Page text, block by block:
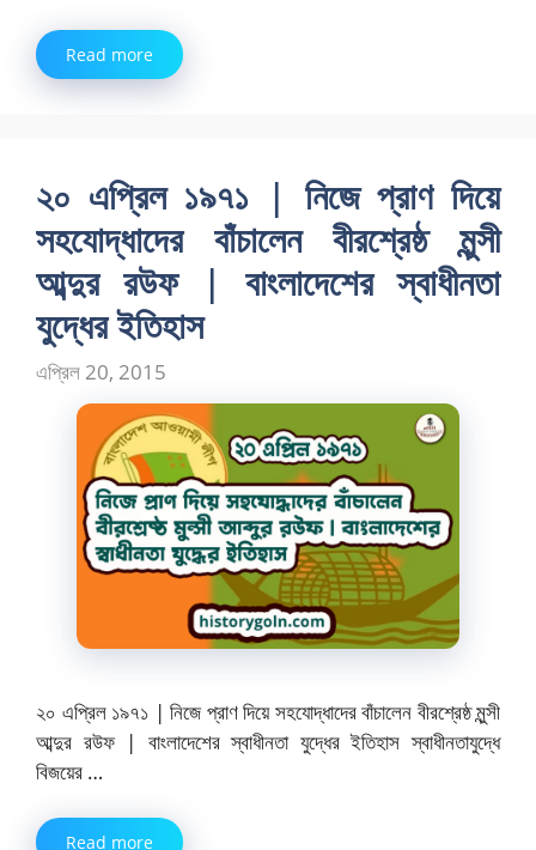
Read more
২০ এপ্রিল ১৯৭১ | নিজে প্রাণ দিয়ে
সহযোদ্ধাদের বাঁচালেন বীরশ্রেষ্ঠ মুন্সী
আব্দুর রউফ | বাংলাদেশের স্বাধীনতা
যুদ্ধের ইতিহাস
এপ্রিল 20, 2015
২০ এপ্রিল ১৯৭১ | নিজে প্রাণ দিয়ে সহযোদ্ধাদের বাঁচালেন বীরশ্রেষ্ঠ মুন্সী
আব্দুর রউফ | বাংলাদেশের স্বাধীনতা যুদ্ধের ইতিহাস স্বাধীনতাযুদ্ধে
বিজয়ের …
Read more